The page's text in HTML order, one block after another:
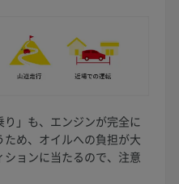
」も、エンジンが完全に
め、オイルへの負担が大
ョンに当たるので、注意